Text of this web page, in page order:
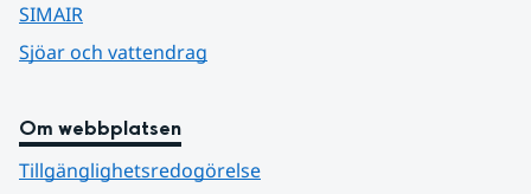
SIMAIR
Sjöar och vattendrag
Om webbplatsen
Tillgänglighetsredogörelse